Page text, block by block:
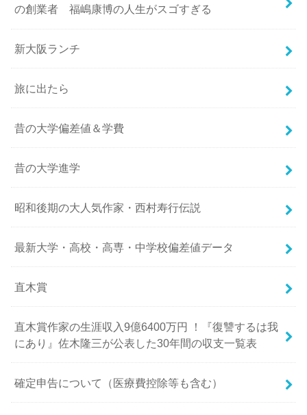
の創業者 福嶋康博の人生がスゴすぎる
新大阪ランチ
旅に出たら
昔の大学偏差値＆学費
昔の大学進学
昭和後期の大人気作家・西村寿行伝説
最新大学・高校・高専・中学校偏差値データ
直木賞
直木賞作家の生涯収入9億6400万円 ！『復讐するは我
にあり』佐木隆三が公表した30年間の収支一覧表
確定申告について（医療費控除等も含む）